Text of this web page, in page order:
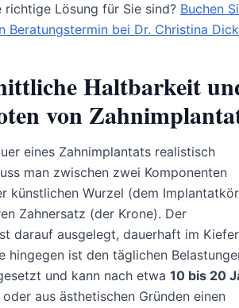
Lösung für Sie sind? Buchen
Beratungstermin bei Dr. Christina
Haltbarkeit
von
eines Zahnimplantats realistisch
man zwischen zwei Komponenten
künstlichen Wurzel (dem
Zahnersatz (der Krone). Der
darauf ausgelegt, dauerhaft im
hingegen ist den täglichen
und kann nach etwa 10 bis 20
aus ästhetischen Gründen einen